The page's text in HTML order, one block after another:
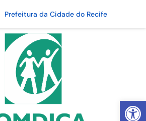
Abrir
Prefeitura da Cidade do Recife